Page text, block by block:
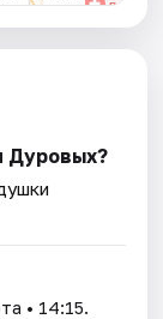
Дуровых?
• 14:15.